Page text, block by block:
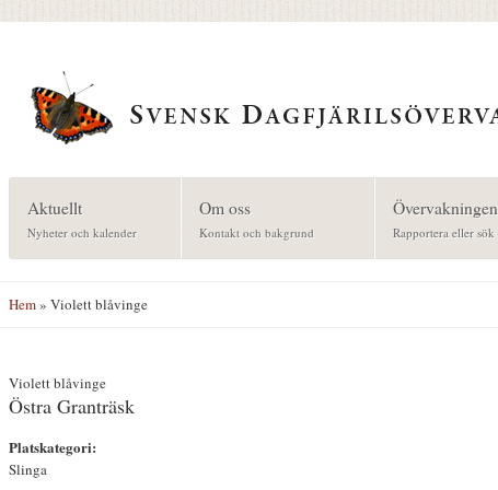
Aktuellt
Nyheter och kalender
Om oss
Kontakt och bakgrund
Övervakningen
Rapportera eller sök
Hem» Violett blåvinge
Violett blåvinge
Östra Granträsk
Platskategori:
Slinga